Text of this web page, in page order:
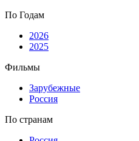
По Годам
2026
2025
Фильмы
Зарубежные
Россия
По странам